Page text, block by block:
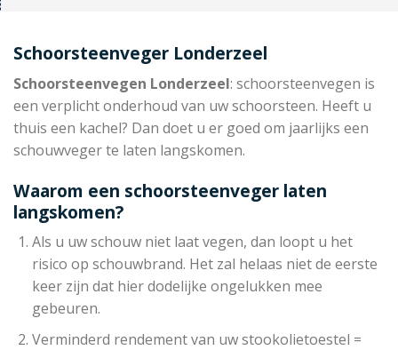
Schoorsteenveger Londerzeel
Schoorsteenvegen Londerzeel: schoorsteenvegen is
een verplicht onderhoud van uw schoorsteen. Heeft u
thuis een kachel? Dan doet u er goed om jaarlijks een
schouwveger te laten langskomen.
Waarom een schoorsteenveger laten
langskomen?
Als u uw schouw niet laat vegen, dan loopt u het
risico op schouwbrand. Het zal helaas niet de eerste
keer zijn dat hier dodelijke ongelukken mee
gebeuren.
Verminderd rendement van uw stookolietoestel =